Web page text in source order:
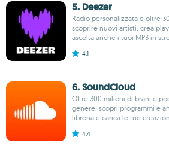
5. Deezer
Radio personalizzata e oltre
scoprire nuovi artisti; crea
ascolta anche i tuoi MP3 in
4.1
6. SoundCloud
Oltre 300 milioni di brani e
genere: scopri programmi e
libreria e carica le tue
4.4